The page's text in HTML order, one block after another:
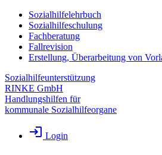
Sozialhilfelehrbuch
Sozialhilfeschulung
Fachberatung
Fallrevision
Erstellung, Überarbeitung von
Sozialhilfeunterstützung
RINKE GmbH
Handlungshilfen für
kommunale Sozialhilfeorgane
Login